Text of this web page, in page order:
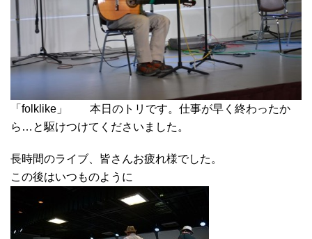
「folklike」 本日のトリです。仕事が早く終わったか
ら…と駆けつけてくださいました。
長時間のライブ、皆さんお疲れ様でした。
この後はいつものように